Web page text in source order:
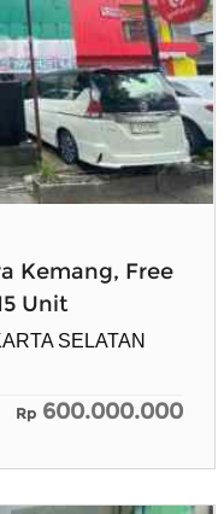
Kemang, Free
Unit
SELATAN
Rp 600.000.000